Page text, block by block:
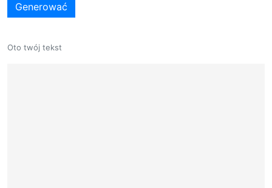
Oto twój tekst
Generować